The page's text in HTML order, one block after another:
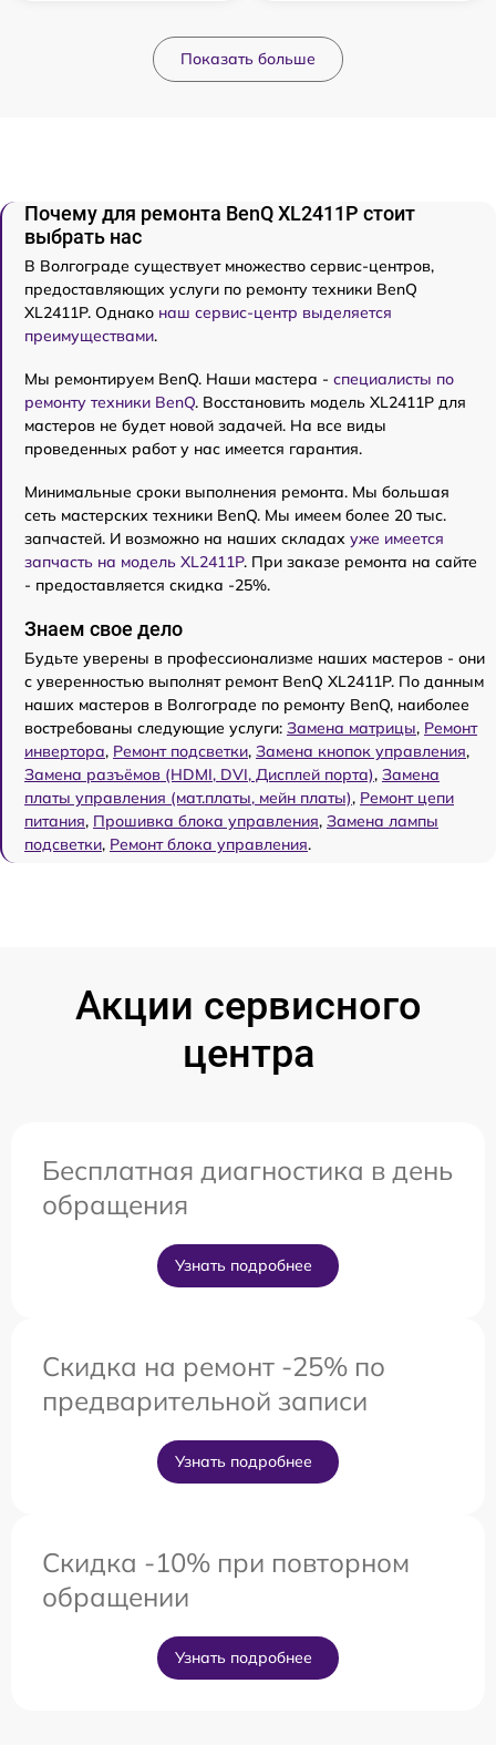
Показать больше
Почему для ремонта BenQ XL2411P стоит
выбрать нас
В Волгограде существует множество сервис-центров,
предоставляющих услуги по ремонту техники BenQ
XL2411P. Однако наш сервис-центр выделяется
преимуществами.
Мы ремонтируем BenQ. Наши мастера - специалисты по
ремонту техники BenQ. Восстановить модель XL2411P для
мастеров не будет новой задачей. На все виды
проведенных работ у нас имеется гарантия.
Минимальные сроки выполнения ремонта. Мы большая
сеть мастерских техники BenQ. Мы имеем более 20 тыс.
запчастей. И возможно на наших складах уже имеется
запчасть на модель XL2411P. При заказе ремонта на сайте
- предоставляется скидка -25%.
Знаем свое дело
Будьте уверены в профессионализме наших мастеров - они
с уверенностью выполнят ремонт BenQ XL2411P. По данным
наших мастеров в Волгограде по ремонту BenQ, наиболее
востребованы следующие услуги: Замена матрицы, Ремонт
инвертора, Ремонт подсветки, Замена кнопок управления,
Замена разъёмов (HDMI, DVI, Дисплей порта), Замена
платы управления (мат.платы, мейн платы), Ремонт цепи
питания, Прошивка блока управления, Замена лампы
подсветки, Ремонт блока управления.
Акции сервисного
центра
Бесплатная диагностика в день
обращения
Узнать подробнее
Скидка на ремонт -25% по
предварительной записи
Узнать подробнее
Скидка -10% при повторном
обращении
Узнать подробнее